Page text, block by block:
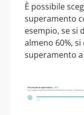
È possibile
superamento
esempio, se si
almeno 60%,
superamento a